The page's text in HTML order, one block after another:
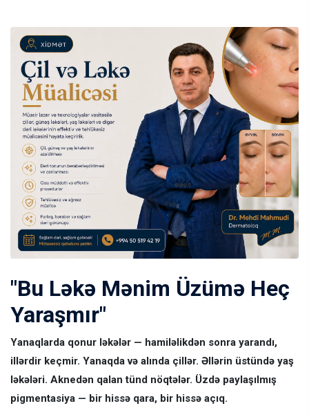
"Bu Ləkə Mənim Üzümə Heç
Yaraşmır"
Yanaqlarda qonur ləkələr — hamiləlikdən sonra yarandı,
illərdir keçmir. Yanaqda və alında çillər. Əllərin üstündə yaş
ləkələri. Aknedən qalan tünd nöqtələr. Üzdə paylaşılmış
pigmentasiya — bir hissə qara, bir hissə açıq.